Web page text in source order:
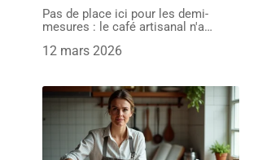
Pas de place ici pour les demi-
mesures : le café artisanal n'a…
12 mars 2026